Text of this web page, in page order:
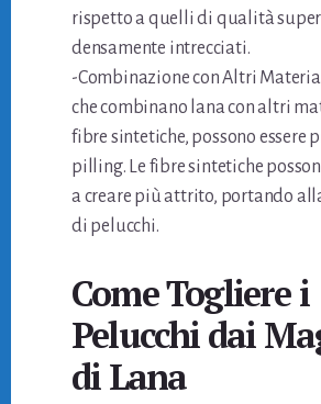
rispetto a quelli di qualità
densamente intrecciati.
-Combinazione con Altri
che combinano lana con altri
fibre sintetiche, possono essere
pilling. Le fibre sintetiche
a creare più attrito, portando
di pelucchi.
Come Togliere i
Pelucchi dai
di Lana